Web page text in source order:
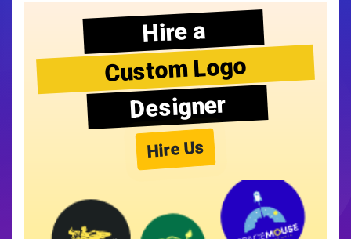
Hire a
Custom Logo
Designer
Hire Us